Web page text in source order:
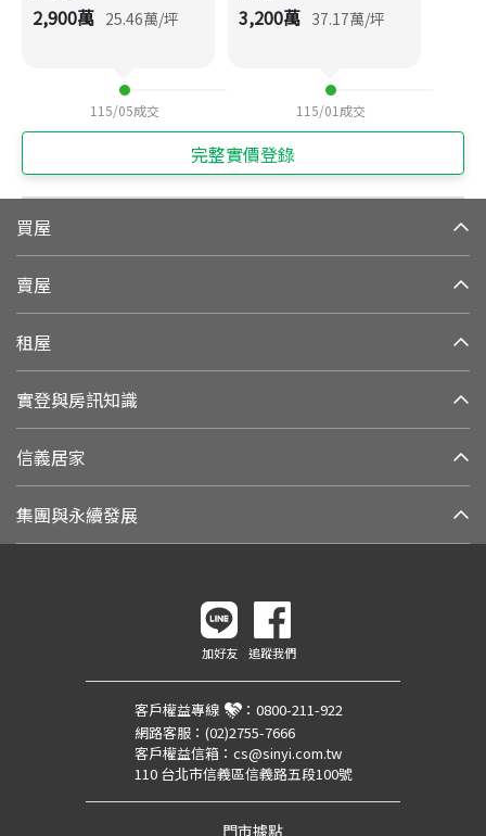
2,900萬 25.46萬/坪
115/05成交
3,200萬 37.17萬/坪
115/01 成交
完整實價登錄
買屋
賣屋
租屋
實登與房訊知識
信義居家
集團與永續發展
加好友 追蹤我們
客戶權益專線 ： 0800-211-922
網路客服： (02)2755-7666
客戶權益信箱： cs@sinyi.com.tw
110 台北市信義區信義路五段100號
門市據點